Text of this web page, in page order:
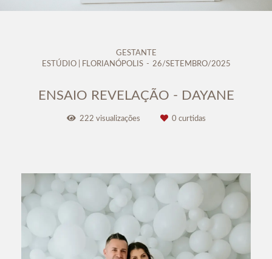
GESTANTE
ESTÚDIO | FLORIANÓPOLIS
26/SETEMBRO/2025
ENSAIO REVELAÇÃO - DAYANE
222 visualizações 0 curtidas